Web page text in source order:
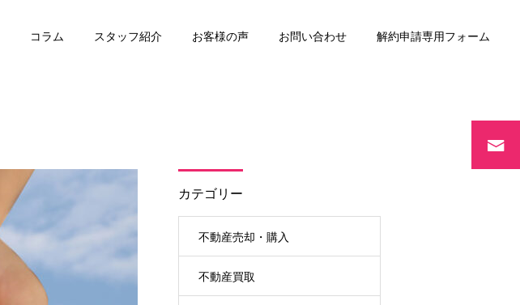
コラム スタッフ紹介 お客様の声 お問い合わせ 解約申請専用フォーム
カテゴリー
不動産売却・購入
不動産買取